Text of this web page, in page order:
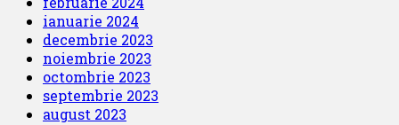
ianuarie 2024
decembrie 2023
noiembrie 2023
octombrie 2023
septembrie 2023
august 2023